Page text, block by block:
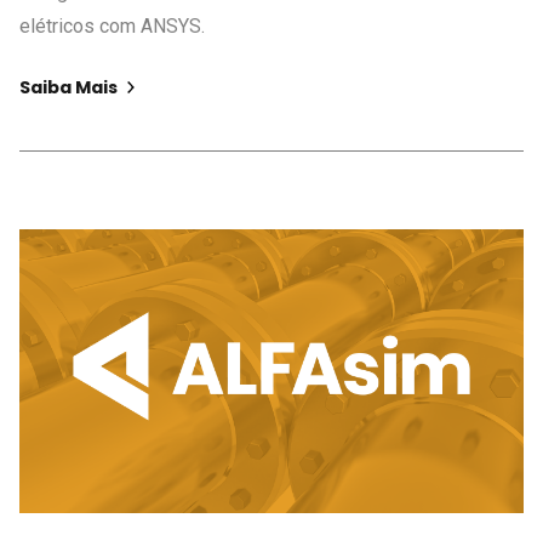
elétricos com ANSYS.
Saiba Mais